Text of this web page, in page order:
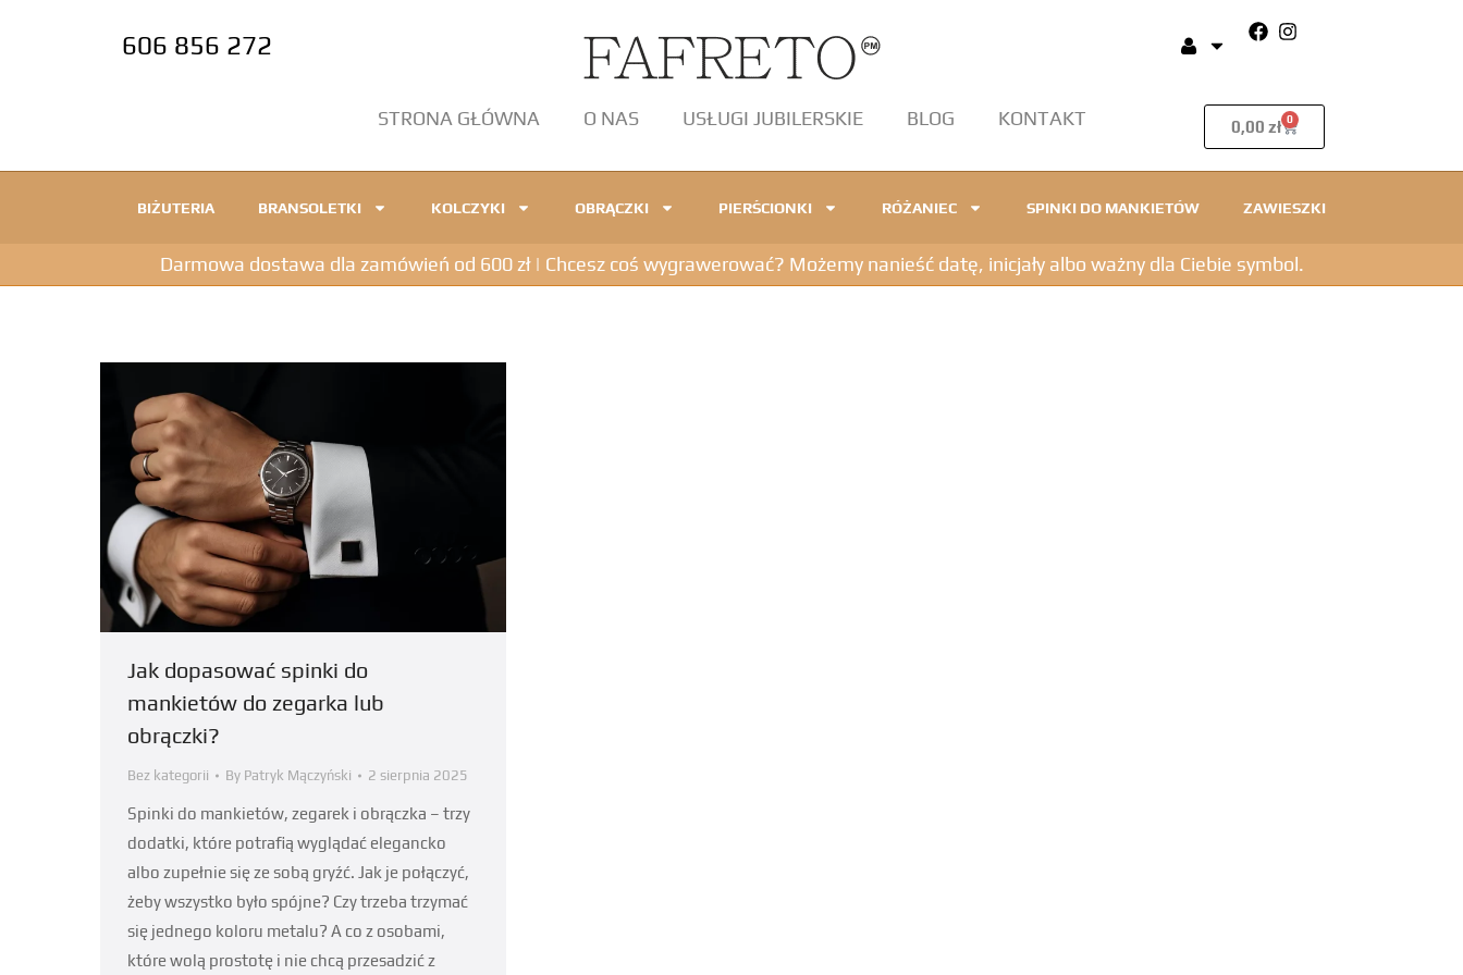
606 856 272
STRONA GŁÓWNA O NAS USŁUGI JUBILERSKIE BLOG KONTAKT 0,00 zł 0
BIŻUTERIA BRANSOLETKI KOLCZYKI OBRĄCZKI PIERŚCIONKI RÓŻANIEC SPINKI DO MANKIETÓW ZAWIESZKI
Darmowa dostawa dla zamówień od 600 zł | Chcesz coś wygrawerować? Możemy nanieść datę, inicjały albo ważny dla Ciebie symbol.
Jak dopasować spinki do
mankietów do zegarka lub
obrączki?
Bez kategorii By Patryk Mączyński 2 sierpnia 2025
Spinki do mankietów, zegarek i obrączka – trzy
dodatki, które potrafią wyglądać elegancko
albo zupełnie się ze sobą gryźć. Jak je połączyć,
żeby wszystko było spójne? Czy trzeba trzymać
się jednego koloru metalu? A co z osobami,
które wolą prostotę i nie chcą przesadzić z